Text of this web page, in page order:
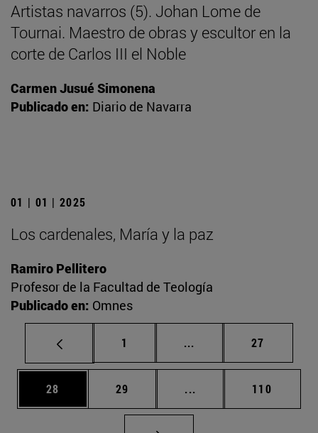
Artistas navarros (5). Johan Lome de
Tournai. Maestro de obras y escultor en la
corte de Carlos III el Noble
Carmen Jusué Simonena
Publicado en: Diario de Navarra
01 | 01 | 2025
Los cardenales, María y la paz
Ramiro Pellitero
Profesor de la Facultad de Teología
Publicado en: Omnes
Página
1 ... Páginas intermedias
Página
27
Página
28 Página
29 ... Páginas intermedias
Página
110